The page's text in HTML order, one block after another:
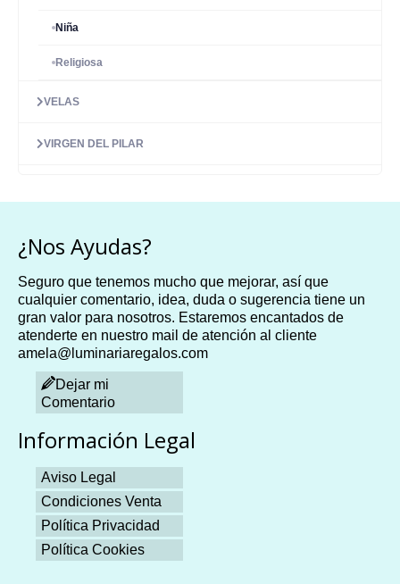
Niña
Religiosa
VELAS
VIRGEN DEL PILAR
¿Nos Ayudas?
Seguro que tenemos mucho que mejorar, así que
cualquier comentario, idea, duda o sugerencia tiene un
gran valor para nosotros. Estaremos encantados de
atenderte en nuestro mail de atención al cliente
amela@luminariaregalos.com
Dejar mi
Comentario
Información Legal
Aviso Legal
Condiciones Venta
Política Privacidad
Política Cookies